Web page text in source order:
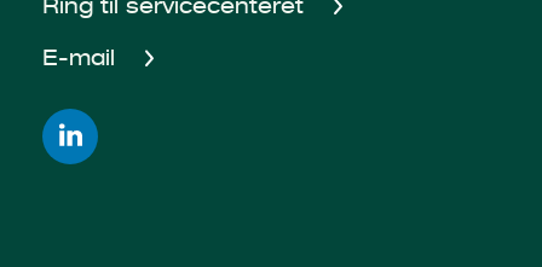
Ring til servicecenteret
E-mail